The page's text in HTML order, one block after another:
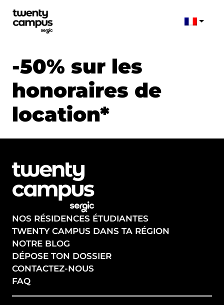
-50% sur les
honoraires de
location*
NOS RÉSIDENCES ÉTUDIANTES
TWENTY CAMPUS DANS TA RÉGION
NOTRE BLOG
DÉPOSE TON DOSSIER
CONTACTEZ-NOUS
FAQ